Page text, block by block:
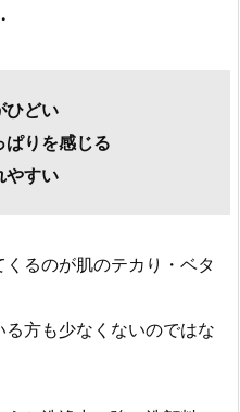
ひどい
ぱりを感じる
やすい
るのが肌のテカり・ベタ
方も少なくないのではな